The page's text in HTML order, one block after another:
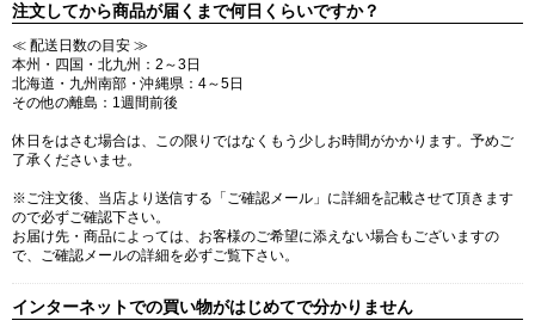
注文してから商品が届くまで何日くらいですか？
≪ 配送日数の目安 ≫
本州・四国・北九州：2～3日
北海道・九州南部・沖縄県：4～5日
その他の離島：1週間前後
休日をはさむ場合は、この限りではなくもう少しお時間がかかります。予めご
了承くださいませ。
※ご注文後、当店より送信する「ご確認メール」に詳細を記載させて頂きます
ので必ずご確認下さい。
お届け先・商品によっては、お客様のご希望に添えない場合もございますの
で、ご確認メールの詳細を必ずご覧下さい。
インターネットでの買い物がはじめてで分かりません